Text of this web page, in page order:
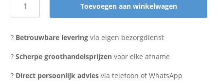
Appelzak
kilo
pons
stuks(
Toevoegen aan winkelwagen
? Betrouwbare levering via eigen bezorgdienst
?Scherpe groothandelsprijzen voor elke afname
? Direct persoonlijk advies via telefoon of WhatsApp